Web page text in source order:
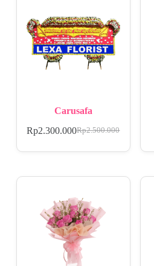
Carusafa
Rp2.500.000
Rp2.300.000